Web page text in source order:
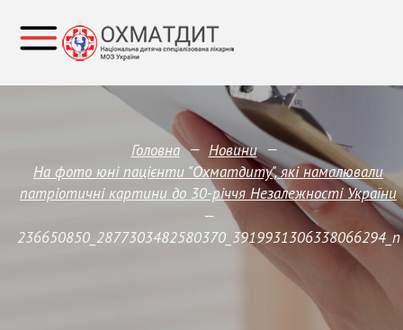
Головна — Новини —
На фото юні пацієнти "Охматдиту", які намалювали
патріотичні картини до 30-річчя Незалежності України
—
236650850_2877303482580370_3919931306338066294_n